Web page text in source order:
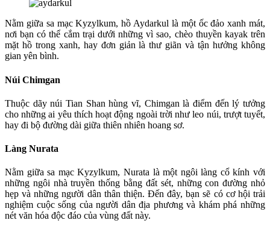
Nằm giữa sa mạc Kyzylkum, hồ Aydarkul là một ốc đảo xanh mát,
nơi bạn có thể cắm trại dưới những vì sao, chèo thuyền kayak trên
mặt hồ trong xanh, hay đơn giản là thư giãn và tận hưởng không
gian yên bình.
Núi Chimgan
Thuộc dãy núi Tian Shan hùng vĩ, Chimgan là điểm đến lý tưởng
cho những ai yêu thích hoạt động ngoài trời như leo núi, trượt tuyết,
hay đi bộ đường dài giữa thiên nhiên hoang sơ.
Làng Nurata
Nằm giữa sa mạc Kyzylkum, Nurata là một ngôi làng cổ kính với
những ngôi nhà truyền thống bằng đất sét, những con đường nhỏ
hẹp và những người dân thân thiện. Đến đây, bạn sẽ có cơ hội trải
nghiệm cuộc sống của người dân địa phương và khám phá những
nét văn hóa độc đáo của vùng đất này.